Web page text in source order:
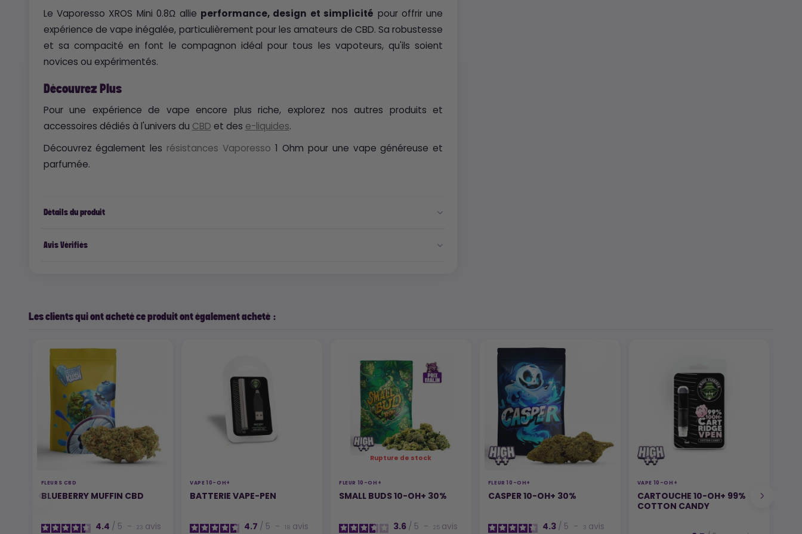
Le Vaporesso XROS Mini 0.8Ω allie performance, design et simplicité pour offrir une
expérience de vape inégalée, particulièrement pour les amateurs de CBD. Sa robustesse
et sa compacité en font le compagnon idéal pour tous les vapoteurs, qu'ils soient
novices ou expérimentés.
Découvrez Plus
Pour une expérience de vape encore plus riche, explorez nos autres produits et
accessoires dédiés à l'univers du CBD et des e-liquides.
Découvrez également les résistances Vaporesso 1 Ohm pour une vape généreuse et
parfumée.
Détails du produit
Avis Vérifiés
Les clients qui ont acheté ce produit ont également acheté :
FLEURS CBD
BLUEBERRY MUFFIN CBD
4.4 / 5 - 23 avis
VAPE 10-OH+
BATTERIE VAPE-PEN
4.7 / 5 - 18 avis
Rupture de stock
FLEUR 10-OH+
SMALL BUDS 10-OH+ 30%
3.6 / 5 - 25 avis
FLEUR 10-OH+
CASPER 10-OH+ 30%
4.3 / 5 - 3 avis
VAPE 10-OH+
CARTOUCHE 10-OH+ 99%
COTTON CANDY